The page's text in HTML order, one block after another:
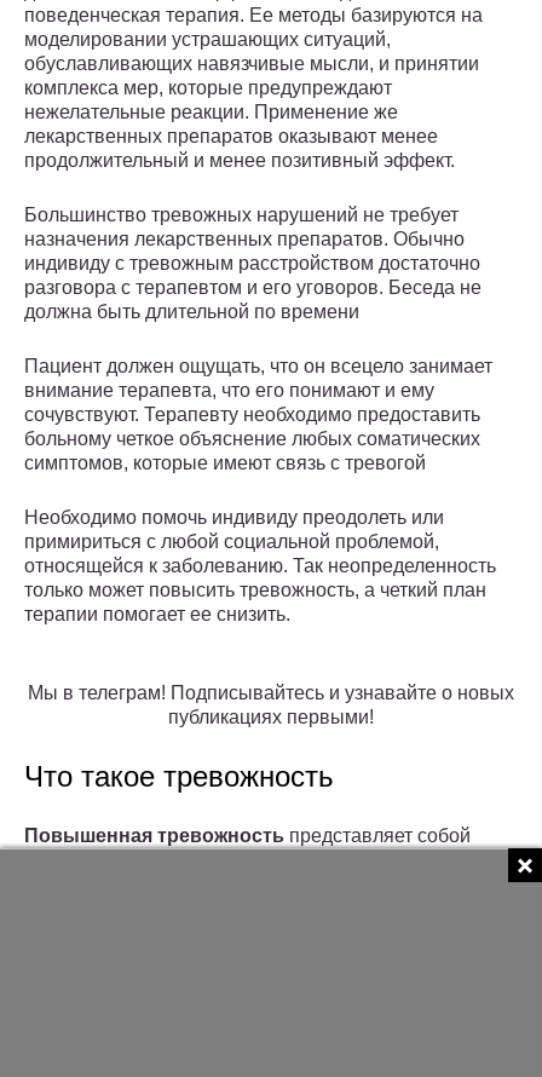
поведенческая терапия. Ее методы базируются на
моделировании устрашающих ситуаций,
обуславливающих навязчивые мысли, и принятии
комплекса мер, которые предупреждают
нежелательные реакции. Применение же
лекарственных препаратов оказывают менее
продолжительный и менее позитивный эффект.
Большинство тревожных нарушений не требует
назначения лекарственных препаратов. Обычно
индивиду с тревожным расстройством достаточно
разговора с терапевтом и его уговоров. Беседа не
должна быть длительной по времени
Пациент должен ощущать, что он всецело занимает
внимание терапевта, что его понимают и ему
сочувствуют. Терапевту необходимо предоставить
больному четкое объяснение любых соматических
симптомов, которые имеют связь с тревогой
Необходимо помочь индивиду преодолеть или
примириться с любой социальной проблемой,
относящейся к заболеванию. Так неопределенность
только может повысить тревожность, а четкий план
терапии помогает ее снизить.
Мы в телеграм! Подписывайтесь и узнавайте о новых
публикациях первыми!
Что такое тревожность
Повышенная тревожность представляет собой
которой человеку свойственно переживать по самым,